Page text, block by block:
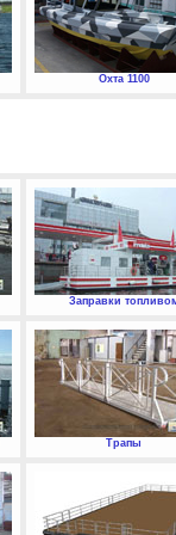
Охта 1100
Заправки
Трапы